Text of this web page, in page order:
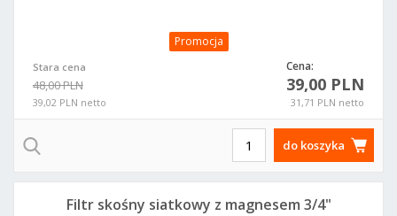
Promocja
Stara cena
48,00 PLN
39,02 PLN netto
Cena:
39,00 PLN
31,71 PLN netto
do koszyka
Filtr skośny siatkowy z magnesem 3/4"